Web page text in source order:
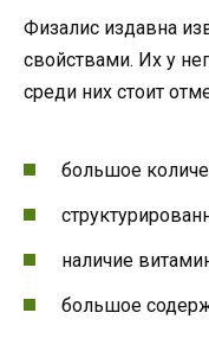
Физалис издавна
свойствами. Их у
среди них стоит
большое
наличие
большое